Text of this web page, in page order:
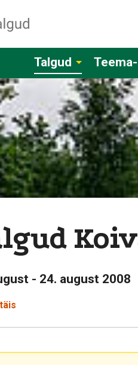
Talgud
- 24. august 2008